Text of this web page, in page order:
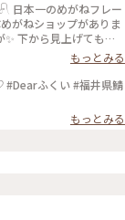
日本一のめがねフレー
がねショップがありま
下から見上げても、
眼鏡堅パン（北陸新幹
入れてくれた紙袋は、
っぷ福井 #めがねミュージアム #アートな景色 #鯖江 #Myおみや #福井ららら旅
もっとみる
もっとみる